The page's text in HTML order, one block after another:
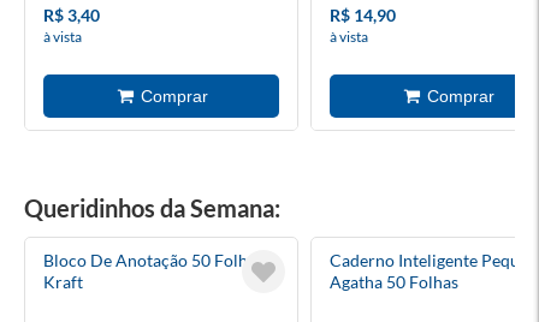
R$ 3,40
à vista
R$ 14,90
à vista
Queridinhos da Semana:
Bloco De Anotação 50 Folhas
Kraft
Caderno Inteligente
Agatha 50 Folhas